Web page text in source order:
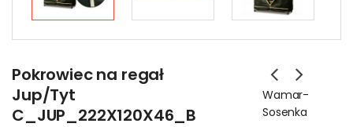
Pokrowiec na regał
Jup/Tyt
C_JUP_222X120X46_B
Wamar-
Sosenka